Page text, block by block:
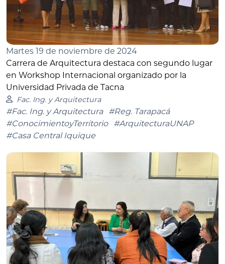
Martes 19 de noviembre de 2024
Carrera de Arquitectura destaca con segundo lugar
en Workshop Internacional organizado por la
Universidad Privada de Tacna
Fac. Ing. y Arquitectura
#Fac. Ing. y Arquitectura
#Reg. Tarapacá
#ConocimientoyTerritorio
#ArquitecturaUNAP
#Casa Central Iquique